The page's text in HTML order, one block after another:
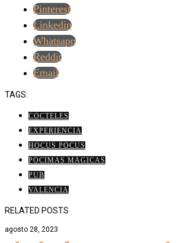
Pinterest
Linkedin
Whatsapp
Reddit
Email
TAGS:
CÓCTELES
EXPERIENCIA
HOCUS POCUS
PÓCIMAS MÁGICAS
PUB
VALENCIA
RELATED POSTS
agosto 28, 2023